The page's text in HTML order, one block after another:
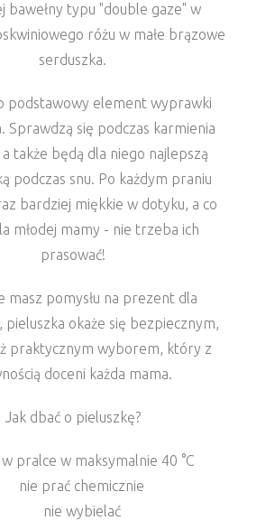
bawełny typu "double gaze" w
różu w małe brązowe
serduszka.
podstawowy element wyprawki
Sprawdzą się podczas karmienia
a także będą dla niego najlepszą
podczas snu. Po każdym praniu
bardziej miękkie w dotyku, a co
młodej mamy - nie trzeba ich
prasować!
masz pomysłu na prezent dla
pieluszka okaże się bezpiecznym,
praktycznym wyborem, który z
doceni każda mama.
Jak dbać o pieluszkę?
pralce w maksymalnie 40 °C
nie prać chemicznie
nie wybielać